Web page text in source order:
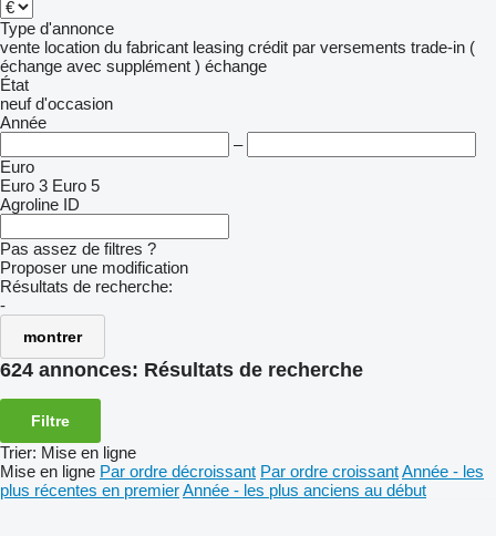
Type d'annonce
vente location du fabricant leasing crédit par versements trade-in (
échange avec supplément ) échange
État
neuf d'occasion
Année
–
Euro
Euro 3 Euro 5
Agroline ID
Pas assez de filtres ?
Proposer une modification
Résultats de recherche:
-
montrer
624 annonces: Résultats de recherche
Filtre
Trier: Mise en ligne
Mise en ligne Par ordre décroissant Par ordre croissantAnnée - les
plus récentes en premierAnnée - les plus anciens au début